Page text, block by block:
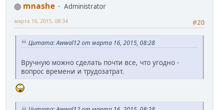
mnashe
Administrator
#20
марта 16, 2015, 08:34
Цитата: Awwal12 от марта 16, 2015, 08:28
Вручную можно сделать почти все, что угодно -
вопрос времени и трудозатрат.